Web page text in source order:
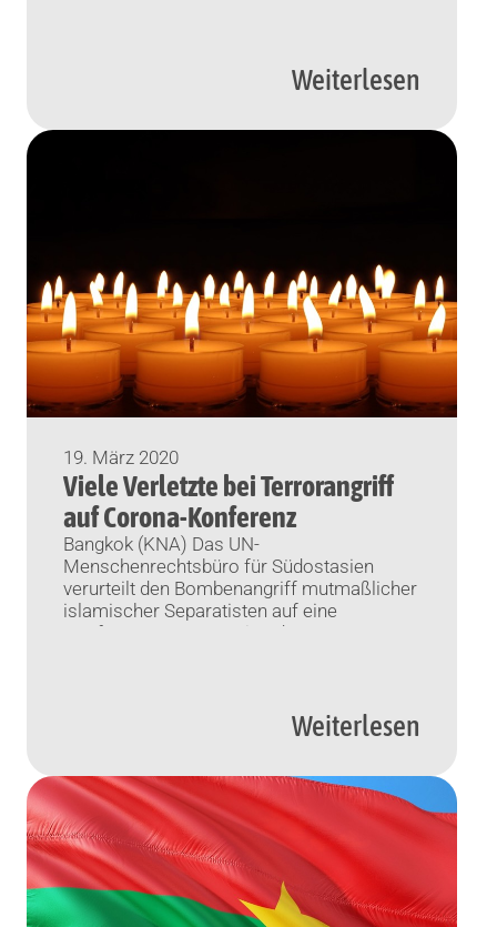
Betroffenheit und großer Solidarität der
Weiterlesen
19. März 2020
Viele Verletzte bei Terrorangriff
auf Corona-Konferenz
Bangkok (KNA) Das UN-
Menschenrechtsbüro für Südostasien
verurteilt den Bombenangriff mutmaßlicher
islamischer Separatisten auf eine
Konferenz zur Prävention der Corona-
Weiterlesen